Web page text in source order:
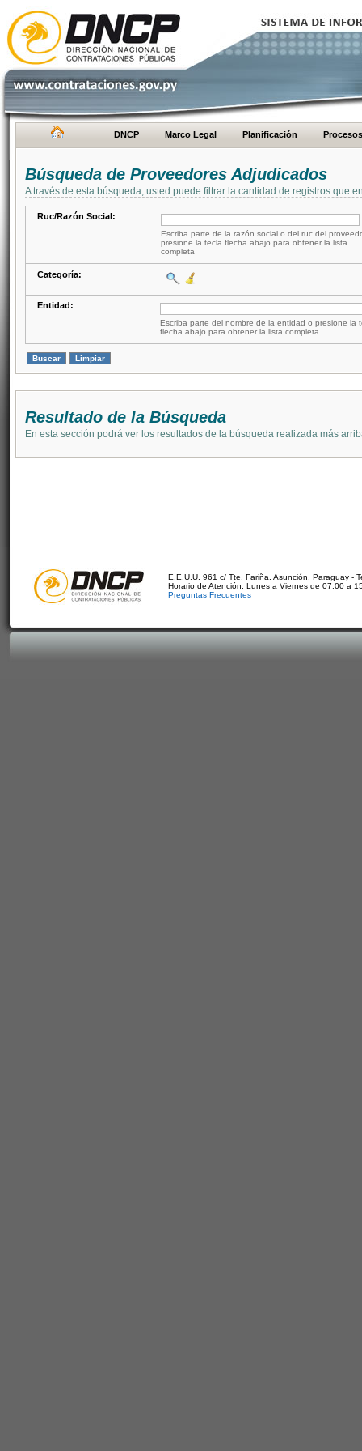
DNCP Marco Legal Planificación Procesos
Búsqueda de Proveedores Adjudicados
A través de esta búsqueda, usted puede filtrar la cantidad de registros que
Ruc/Razón Social:
Escriba parte de la razón social o del ruc del
presione la tecla flecha abajo para obtener la lista
completa
Categoría:
Entidad:
Escriba parte del nombre de la entidad o presione la
flecha abajo para obtener la lista completa
Resultado de la Búsqueda
En esta sección podrá ver los resultados de la búsqueda realizada más
E.E.U.U. 961 c/ Tte. Fariña. Asunción, Paraguay -
Horario de Atención: Lunes a Viernes de 07:00 a
Preguntas Frecuentes